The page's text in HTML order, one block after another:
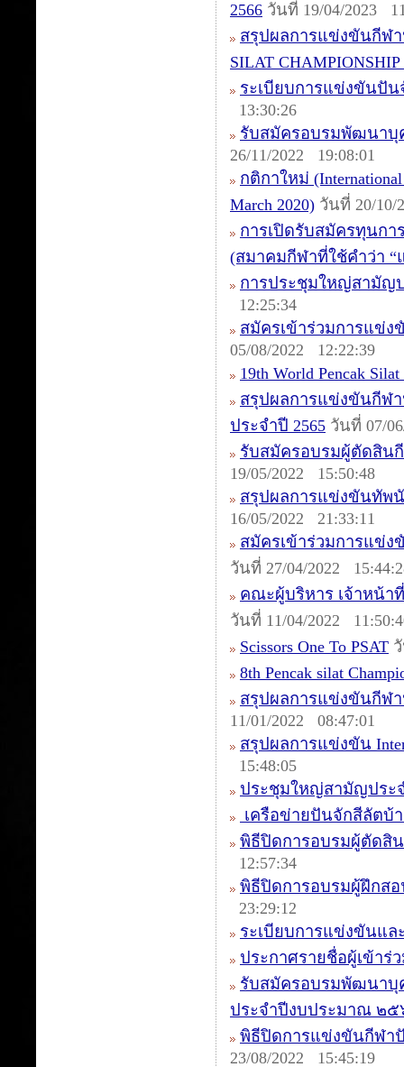
2566 วันที่ 19/04/2023
สรุปผลการแข่งขันกีฬา
SILAT CHAMPIONSHIP
ระเบียบการแข่งขันปัน
13:30:26
รับสมัครอบรมพัฒนาบุ
26/11/2022 19:08:01
กติกาใหม่ (International
March 2020) วันที่ 20/10/
การเปิดรับสมัครทุนกา
(สมาคมกีฬาที่ใช้คำว่า “
การประชุมใหญ่สามัญป
12:25:34
สมัครเข้าร่วมการแข่ง
05/08/2022 12:22:39
19th World Pencak
สรุปผลการแข่งขันกีฬ
ประจำปี 2565 วันที่ 07/
รับสมัครอบรมผู้ตัดสินกี
19/05/2022 15:50:48
สรุปผลการแข่งขันทัพ
16/05/2022 21:33:11
สมัครเข้าร่วมการแข่ง
วันที่ 27/04/2022
คณะผู้บริหาร เจ้าหน้า
วันที่ 11/04/2022
Scissors One To PSAT
8th Pencak silat
สรุปผลการแข่งขันกีฬ
11/01/2022 08:47:01
สรุปผลการแข่งขัน
15:48:05
ประชุมใหญ่สามัญประจ
เครือข่ายปันจักสีลัตบ้
พิธีปิดการอบรมผู้ตัดสิ
12:57:34
พิธีปิดการอบรมผู้ฝึกส
23:29:12
ระเบียบการแข่งขันแ
ประกาศรายชื่อผู้เข้า
รับสมัครอบรมพัฒนาบุ
ประจำปีงบประมาณ ๒
พิธีปิดการแข่งขันกีฬา
23/08/2022 15:45:19